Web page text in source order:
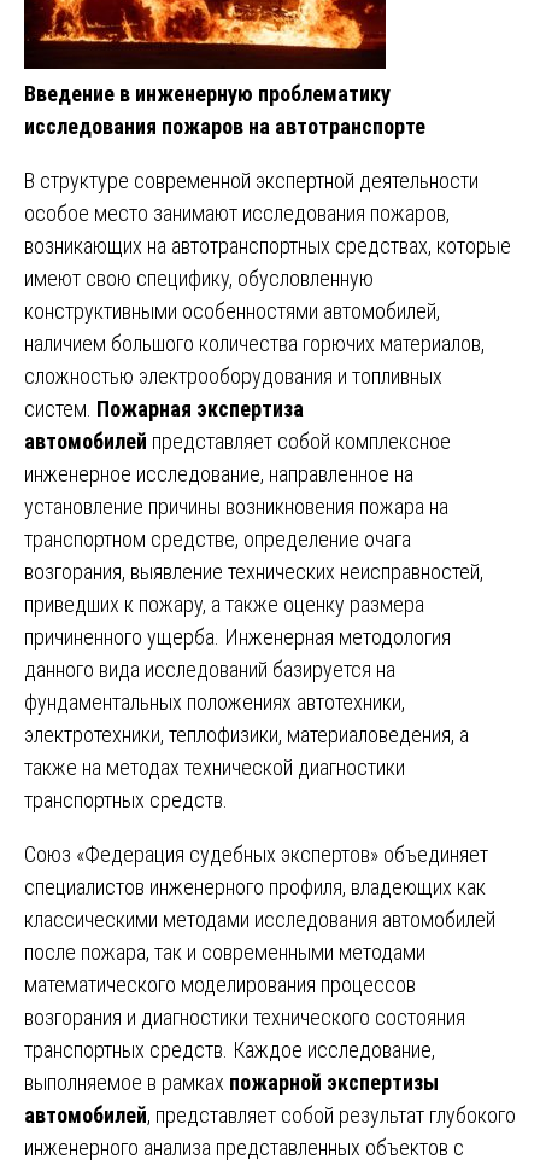
Введение в инженерную проблематику
исследования пожаров на автотранспорте
В структуре современной экспертной деятельности
особое место занимают исследования пожаров,
возникающих на автотранспортных средствах, которые
имеют свою специфику, обусловленную
конструктивными особенностями автомобилей,
наличием большого количества горючих материалов,
сложностью электрооборудования и топливных
систем. Пожарная экспертиза
автомобилей представляет собой комплексное
инженерное исследование, направленное на
установление причины возникновения пожара на
транспортном средстве, определение очага
возгорания, выявление технических неисправностей,
приведших к пожару, а также оценку размера
причиненного ущерба. Инженерная методология
данного вида исследований базируется на
фундаментальных положениях автотехники,
электротехники, теплофизики, материаловедения, а
также на методах технической диагностики
транспортных средств.
Союз «Федерация судебных экспертов» объединяет
специалистов инженерного профиля, владеющих как
классическими методами исследования автомобилей
после пожара, так и современными методами
математического моделирования процессов
возгорания и диагностики технического состояния
транспортных средств. Каждое исследование,
выполняемое в рамках пожарной экспертизы
автомобилей, представляет собой результат глубокого
инженерного анализа представленных объектов с